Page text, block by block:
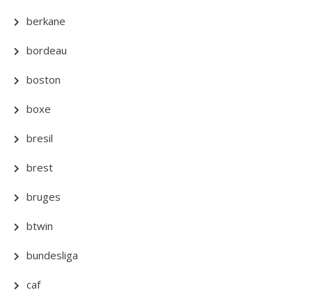
berkane
bordeau
boston
boxe
bresil
brest
bruges
btwin
bundesliga
caf